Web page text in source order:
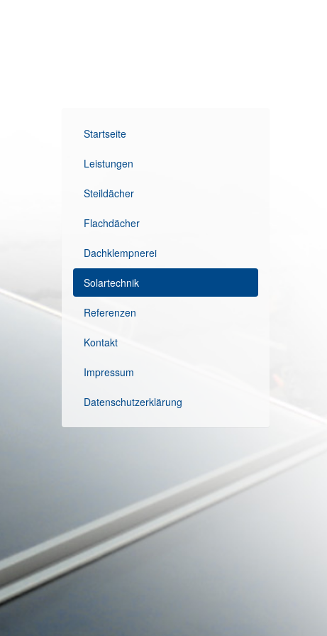
Startseite
Leistungen
Steildächer
Flachdächer
Dachklempnerei
Solartechnik
Referenzen
Kontakt
Impressum
Datenschutzerklärung